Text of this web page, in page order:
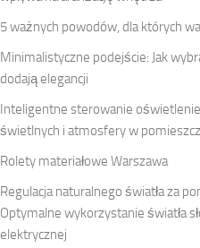
5 ważnych powodów, dla których
Minimalistyczne podejście: Jak
dodają elegancji
Inteligentne sterowanie
świetlnych i atmosfery w
Rolety materiałowe Warszawa
Regulacja naturalnego światła za
Optymalne wykorzystanie światła
elektrycznej